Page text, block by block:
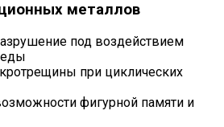
металлов
под воздействием
при циклических
фигурной памяти и